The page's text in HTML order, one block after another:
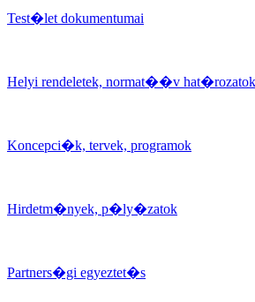
Test�let dokumentumai
Helyi rendeletek, normat��v hat�rozatok
Koncepci�k, tervek, programok
Hirdetm�nyek, p�ly�zatok
Partners�gi egyeztet�s